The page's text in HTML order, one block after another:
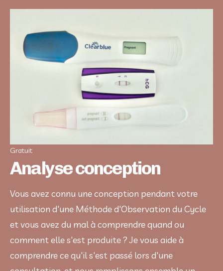
Gratuit
Analyse conception
Vous avez connu une conception pendant votre
utilisation d'une Méthode d'Observation du Cycle
et vous avez du mal à comprendre quand ou
comment elle s'est produite ? Je vous aide à
comprendre ce qu'il s'est passé lors d'une